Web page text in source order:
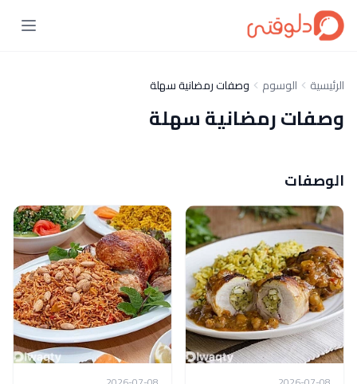
الرئيسية الوسوم وصفات رمضانية سهلة
وصفات رمضانية سهلة
الوصفات